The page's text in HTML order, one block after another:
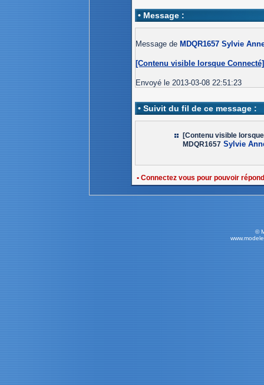
• Message :
Message de MDQR1657 Sylvie
[Contenu visible lorsque Connecté]
Envoyé le 2013-03-08 22:51:23
• Suivit du fil de ce message :
[Contenu visible
MDQR1657 Sylvie
• Connectez vous pour pouvoir
©